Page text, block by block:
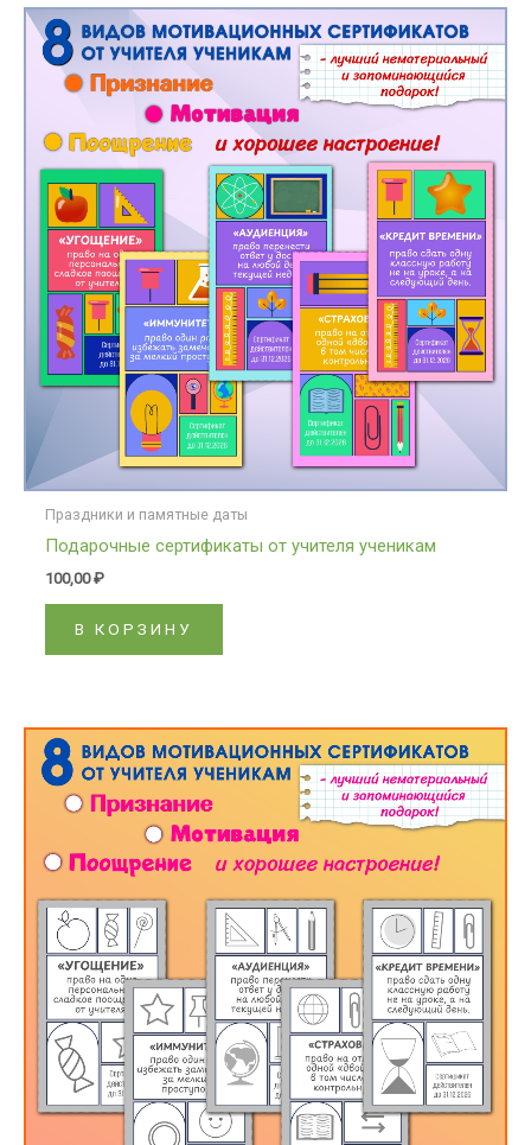
Праздники и памятные даты
Подарочные сертификаты от учителя ученикам
100,00₽
В КОРЗИНУ